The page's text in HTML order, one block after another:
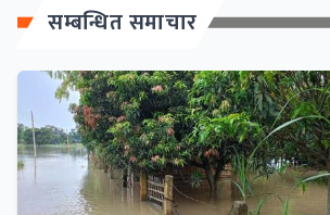
सम्बन्धित समाचार